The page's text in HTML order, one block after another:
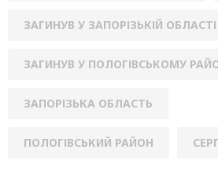
ЗАГИНУВ У ЗАПОРІЗЬКІЙ ОБЛАСТІ
ЗАГИНУВ У ПОЛОГІВСЬКОМУ
ЗАПОРІЗЬКА ОБЛАСТЬ
ПОЛОГІВСЬКИЙ РАЙОН